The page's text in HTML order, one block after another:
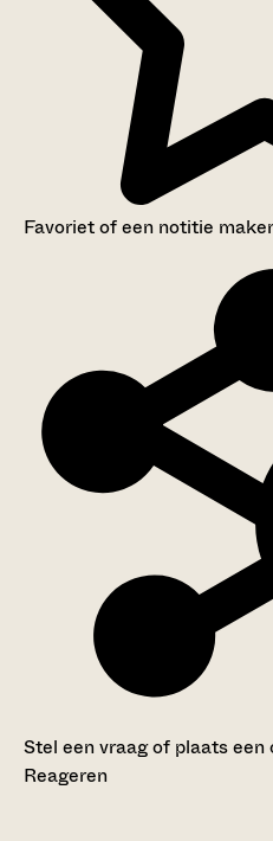
Favoriet of een notitie
Stel een vraag of plaats
Reageren